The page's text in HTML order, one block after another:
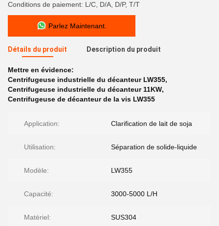
Conditions de paiement: L/C, D/A, D/P, T/T
Parlez Maintenant.
Détails du produit Description du produit
Mettre en évidence:
Centrifugeuse industrielle du décanteur LW355,
Centrifugeuse industrielle du décanteur 11KW,
Centrifugeuse de décanteur de la vis LW355
Application: Clarification de lait de soja
Utilisation: Séparation de solide-liquide
Modèle: LW355
Capacité: 3000-5000 L/H
Matériel: SUS304